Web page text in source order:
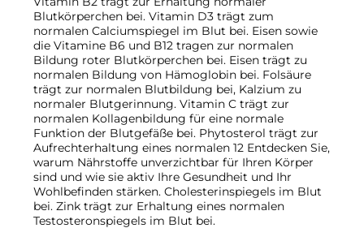
Blutkörperchen bei. Vitamin D3 trägt zum
normalen Calciumspiegel im Blut bei. Eisen sowie
die Vitamine B6 und B12 tragen zur normalen
Bildung roter Blutkörperchen bei. Eisen trägt zu
normalen Bildung von Hämoglobin bei. Folsäure
trägt zur normalen Blutbildung bei, Kalzium zu
normaler Blutgerinnung. Vitamin C trägt zur
normalen Kollagenbildung für eine normale
Funktion der Blutgefäße bei. Phytosterol trägt zur
Aufrechterhaltung eines normalen 12 Entdecken Sie,
warum Nährstoffe unverzichtbar für Ihren Körper
sind und wie sie aktiv Ihre Gesundheit und Ihr
Wohlbefinden stärken. Cholesterinspiegels im Blut
bei. Zink trägt zur Erhaltung eines normalen
Testosteronspiegels im Blut bei.